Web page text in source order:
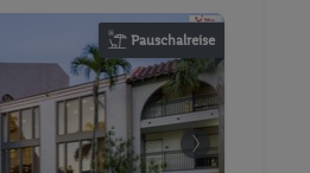
Pauschalreise